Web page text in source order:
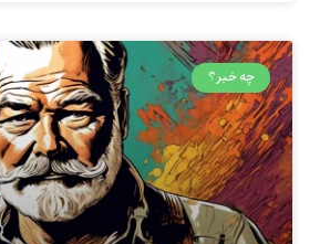
چه خبر؟